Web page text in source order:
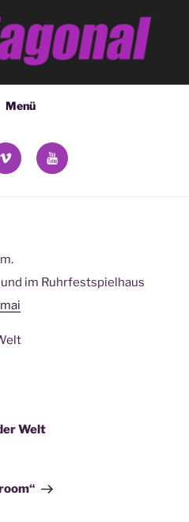
Menü
vimeo YouTube
im Ruhrfestspielhaus
Welt